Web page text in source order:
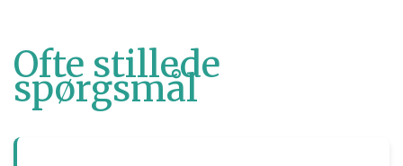
Ofte stillede
spørgsmål